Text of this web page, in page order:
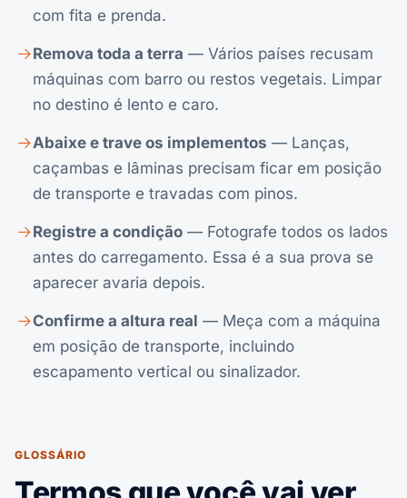
com fita e prenda.
Remova toda a terra — Vários países recusam
máquinas com barro ou restos vegetais. Limpar
no destino é lento e caro.
Abaixe e trave os implementos — Lanças,
caçambas e lâminas precisam ficar em posição
de transporte e travadas com pinos.
Registre a condição — Fotografe todos os lados
antes do carregamento. Essa é a sua prova se
aparecer avaria depois.
Confirme a altura real — Meça com a máquina
em posição de transporte, incluindo
escapamento vertical ou sinalizador.
GLOSSÁRIO